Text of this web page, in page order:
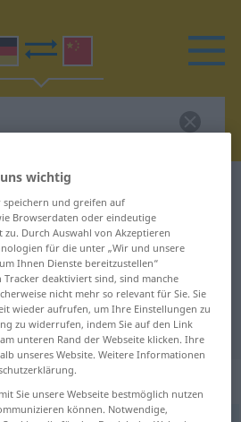
Wörterbuch
Übersetzung
wichtig
speichern und greifen auf
Browserdaten oder eindeutige
Durch Auswahl von Akzeptieren
für die unter „Wir und unsere
Ihnen Dienste bereitzustellen“
deaktiviert sind, sind manche
nicht mehr so relevant für Sie. Sie
wieder aufrufen, um Ihre Einstellungen zu
zu widerrufen, indem Sie auf den Link
unteren Rand der Webseite klicken. Ihre
unseres Website. Weitere Informationen
Sie unsere Webseite bestmöglich nutzen
können. Notwendige,